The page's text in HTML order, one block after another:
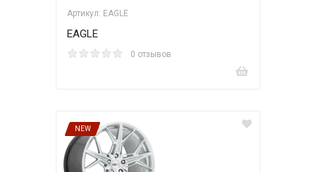
Артикул: EAGLE
EAGLE
0 отзывов
NEW